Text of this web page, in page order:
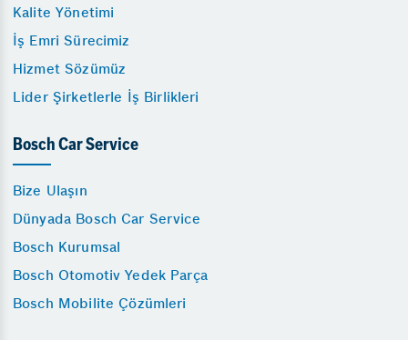
Kalite Yönetimi
İş Emri Sürecimiz
Hizmet Sözümüz
Lider Şirketlerle İş Birlikleri
Bosch Car Service
Bize Ulaşın
Dünyada Bosch Car Service
Bosch Kurumsal
Bosch Otomotiv Yedek Parça
Bosch Mobilite Çözümleri